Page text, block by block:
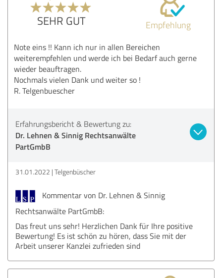
SEHR GUT Empfehlung
Note eins !! Kann ich nur in allen Bereichen
weiterempfehlen und werde ich bei Bedarf auch gerne
wieder beauftragen.
Nochmals vielen Dank und weiter so !
R. Telgenbuescher
Erfahrungsbericht & Bewertung zu:
Dr. Lehnen & Sinnig Rechtsanwälte
PartGmbB
31.01.2022 Telgenbüscher
Kommentar von Dr. Lehnen & Sinnig
Rechtsanwälte PartGmbB:
Das freut uns sehr! Herzlichen Dank für Ihre positive
Bewertung! Es ist schön zu hören, dass Sie mit der
Arbeit unserer Kanzlei zufrieden sind